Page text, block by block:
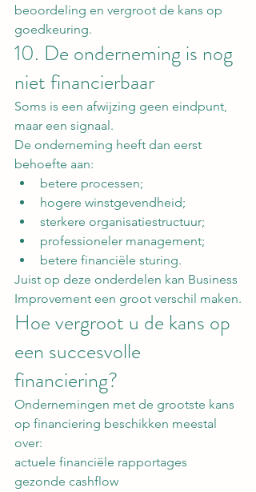
beoordeling en vergroot de kans op
goedkeuring.
10. De onderneming is nog
niet financierbaar
Soms is een afwijzing geen eindpunt,
maar een signaal.
De onderneming heeft dan eerst
behoefte aan:
betere processen;
hogere winstgevendheid;
sterkere organisatiestructuur;
professioneler management;
betere financiële sturing.
Juist op deze onderdelen kan Business
Improvement een groot verschil maken.
Hoe vergroot u de kans op
een succesvolle
financiering?
Ondernemingen met de grootste kans
op financiering beschikken meestal
over:
actuele financiële rapportages
gezonde cashflow